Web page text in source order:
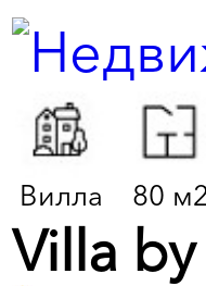
Вилла 80 м2
Villa